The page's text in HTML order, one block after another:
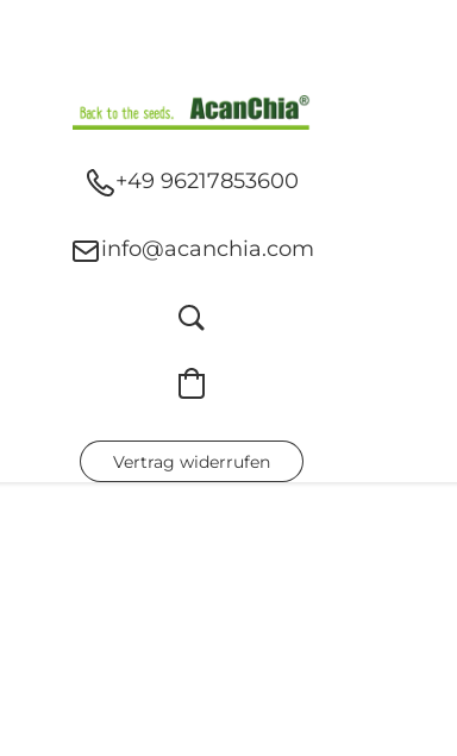
+49 96217853600
info@acanchia.com
Vertrag widerrufen